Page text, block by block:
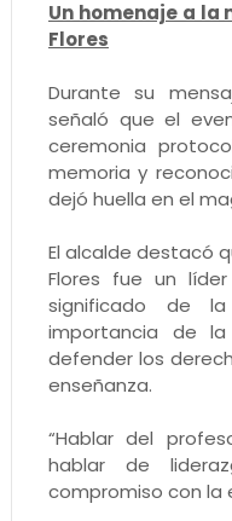
Un homenaje a la
Flores
Durante su
señaló que el
ceremonia
memoria y
dejó huella en el
El alcalde destacó
Flores fue un
significado de
importancia de la
defender los
enseñanza.
“Hablar del
hablar de
compromiso con la